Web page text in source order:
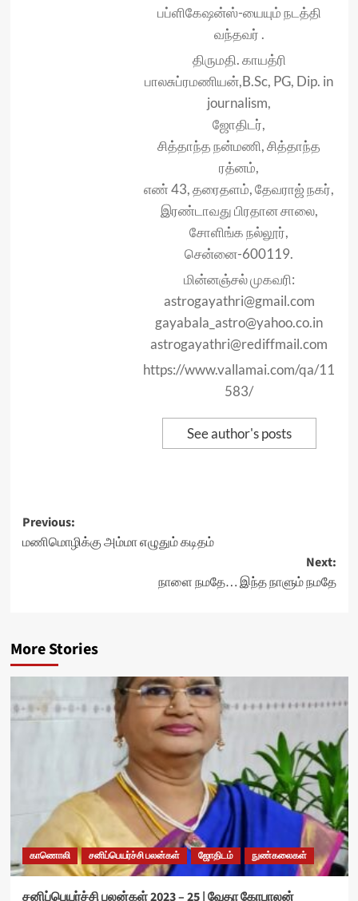
பப்ளிகேஷன்ஸ்-யையும் நடத்தி
வந்தவர் .
திருமதி. காயத்ரி
பாலசுப்ரமணியன்,B.Sc, PG, Dip. in
journalism,
ஜோதிடர்,
சித்தாந்த நன்மணி, சித்தாந்த
ரத்னம்,
எண் 43, தரைதளம், தேவராஜ் நகர்,
இரண்டாவது பிரதான சாலை,
சோளிங்க நல்லூர்,
சென்னை-600119.
மின்னஞ்சல் முகவரி:
astrogayathri@gmail.com
gayabala_astro@yahoo.co.in
astrogayathri@rediffmail.com
https://www.vallamai.com/qa/11
583/
See author's posts
Post
navigation
Previous:
மணிமொழிக்கு அம்மா எழுதும் கடிதம்
Next:
நாளை நமதே… இந்த நாளும் நமதே
More Stories
காணொலி சனிப்பெயர்ச்சி பலன்கள் ஜோதிடம் நுண்கலைகள்
சனிப்பெயர்ச்சி பலன்கள் 2023 – 25 | வேதா கோபாலன்